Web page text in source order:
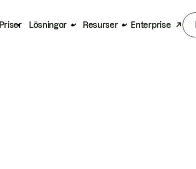
Priser Lösningar Resurser Enterprise